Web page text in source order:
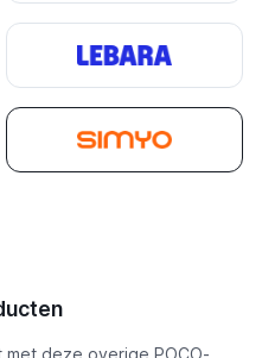
met deze overige POCO-